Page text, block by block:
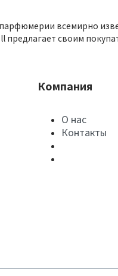
всемирно
своим
Компания
О нас
Контакты